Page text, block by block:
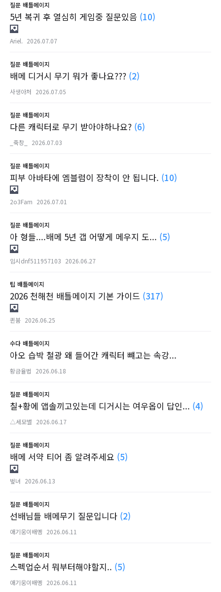
질문 배틀메이지
5년 복귀 후 열심히 게임중 질문있음 (10)
Ariel. 2026.07.07
질문 배틀메이지
배메 디거시 무기 뭐가 좋나요??? (2)
사생아처 2026.07.05
질문 배틀메이지
다른 캐릭터로 무기 받아야하나요? (6)
_죽창_ 2026.07.03
질문 배틀메이지
피부 아바타에 엠블럼이 장착이 안 됩니다. (10)
2o3Fam 2026.07.01
질문 배틀메이지
아 형들....배메 5년 갭 어떻게 메우지 도... (5)
임시dnf511957103 2026.06.27
팁 배틀메이지
2026 천해천 배틀메이지 기본 가이드 (317)
퀸붐 2026.06.25
수다 배틀메이지
아오 습박 철광 왜 들어간 캐릭터 뺴고는 속강...
황금율법 2026.06.18
질문 배틀메이지
칠+황에 앱솔끼고있는데 디거시는 여우옵이 답인... (4)
△세모별 2026.06.17
질문 배틀메이지
배메 서약 티어 좀 알려주세요 (5)
벞녀 2026.06.13
질문 배틀메이지
선배님들 배메무기 질문입니다 (2)
애기웅이배멩 2026.06.11
질문 배틀메이지
스펙업순서 뭐부터해야할지.. (5)
애기웅이배멩 2026.06.11